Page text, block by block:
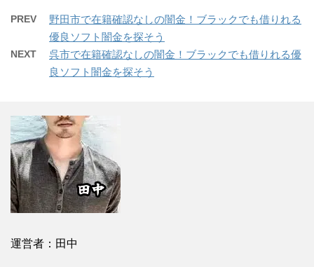
PREV
野田市で在籍確認なしの闇金！ブラックでも借りれる
優良ソフト闇金を探そう
NEXT
呉市で在籍確認なしの闇金！ブラックでも借りれる優
良ソフト闇金を探そう
運営者：田中